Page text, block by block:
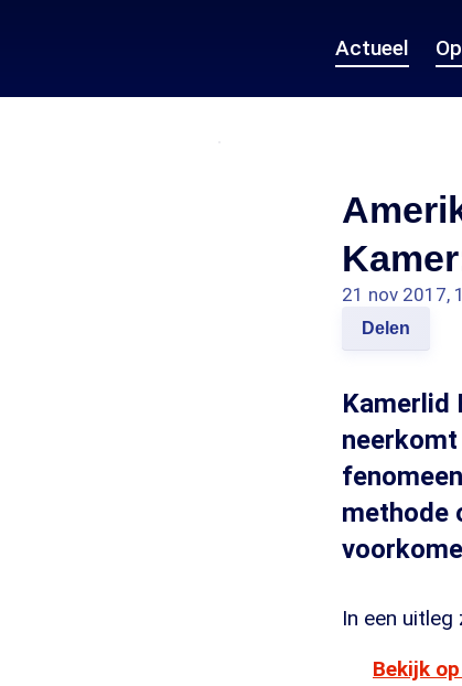
Actueel
21 nov 2017,
Delen
Kamerlid
neerkomt
methode
In een
Bekijk